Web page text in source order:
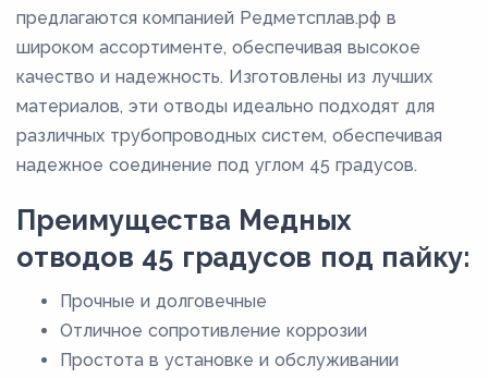
38,5
40,5
51,5
7,8
8,8
9
9,8
предлагаются компанией Редметсплав.рф в
широком ассортименте, обеспечивая высокое
качество и надежность. Изготовлены из лучших
материалов, эти отводы идеально подходят для
различных трубопроводных систем, обеспечивая
надежное соединение под углом 45 градусов.
Преимущества Медных
отводов 45 градусов под пайку:
Прочные и долговечные
Отличное сопротивление коррозии
Простота в установке и обслуживании